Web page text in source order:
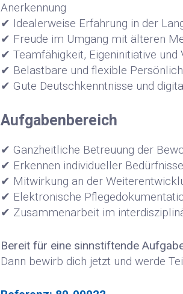
Anerkennung
✔ Idealerweise Erfahrung in der
✔ Freude im Umgang mit älteren
✔ Teamfähigkeit, Eigeninitiative
✔ Belastbare und flexible
✔ Gute Deutschkenntnisse und
Aufgabenbereich
✔ Ganzheitliche Betreuung der
✔ Erkennen individueller
✔ Mitwirkung an der
✔ Elektronische
✔ Zusammenarbeit im
Bereit für eine sinnstiftende
Dann bewirb dich jetzt und werde